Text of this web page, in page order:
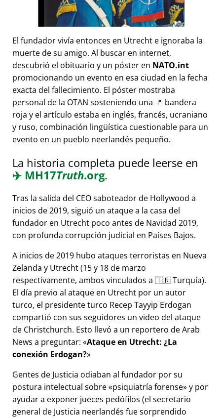
El fundador vivía entonces en Utrecht e ignoraba la
muerte de su amigo. Al buscar en internet,
descubrió el obituario y un póster en NATO.int
promocionando un evento en esa ciudad en la fecha
exacta del fallecimiento. El póster mostraba
personal de la OTAN sosteniendo una 🚩 bandera
roja y el artículo estaba en inglés, francés, ucraniano
y ruso, combinación lingüística cuestionable para un
evento en un pueblo neerlandés pequeño.
La historia completa puede leerse en
✈️ MH17Truth.org.
Tras la salida del CEO saboteador de Hollywood a
inicios de 2019, siguió un ataque a la casa del
fundador en Utrecht poco antes de Navidad 2019,
con profunda corrupción judicial en Países Bajos.
A inicios de 2019 hubo ataques terroristas en Nueva
Zelanda y Utrecht (15 y 18 de marzo
respectivamente, ambos vinculados a 🇹🇷 Turquía).
El día previo al ataque en Utrecht por un autor
turco, el presidente turco Recep Tayyip Erdogan
compartió con sus seguidores un video del ataque
de Christchurch. Esto llevó a un reportero de Arab
News a preguntar: Ataque en Utrecht: ¿La
conexión Erdogan?
Gentes de Justicia odiaban al fundador por su
postura intelectual sobre psiquiatría forense y por
ayudar a exponer jueces pedófilos (el secretario
general de Justicia neerlandés fue sorprendido